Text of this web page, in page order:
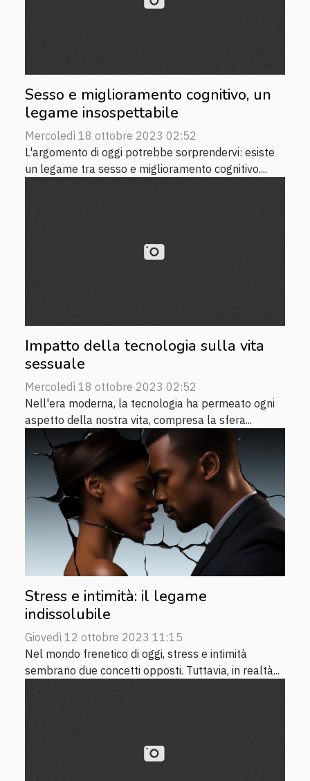
Sesso e miglioramento cognitivo, un
legame insospettabile
Mercoledì 18 ottobre 2023 02:52
L'argomento di oggi potrebbe sorprendervi: esiste
un legame tra sesso e miglioramento cognitivo....
Impatto della tecnologia sulla vita
sessuale
Mercoledì 18 ottobre 2023 02:52
Nell'era moderna, la tecnologia ha permeato ogni
aspetto della nostra vita, compresa la sfera...
Stress e intimità: il legame
indissolubile
Giovedì 12 ottobre 2023 11:15
Nel mondo frenetico di oggi, stress e intimità
sembrano due concetti opposti. Tuttavia, in realtà...